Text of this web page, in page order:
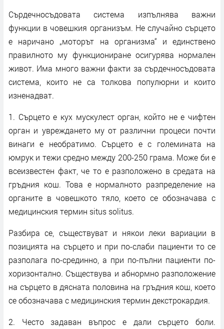
Сърдечносъдовата система изпълнява важни
функции в човешкия организъм. Не случайно сърцето
е наричано „моторът на организма“ и единствено
правилното му функциониране осигурява нормален
живот. Има много важни факти за сърдечносъдовата
система, които не са толкова популюрни и които
изненадват.
1. Сърцето е кух мускулест орган, който не е чифтен
орган и увреждането му от различни процеси почти
винаги е необратимо. Сърцето е с големината на
юмрук и тежи средно между 200-250 грама. Може би е
всеизвестен факт, че то е разположено в средата на
гръдния кош. Това е нормалното разпределение на
органите в човешкото тяло, което се обозначава с
медицинския термин situs solitus.
Разбира се, съществуват и някои леки вариации в
позицията на сърцето и при по-слаби пациенти то се
разполага по-срединно, а при по-пълни пациенти по-
хоризонтално. Съществува и абнормно разположение
на сърцето в дясната половина на гръдния кош, което
се обозначава с медицинския термин декстрокардия.
2. Често задаван въпрос е дали сърцето боли.